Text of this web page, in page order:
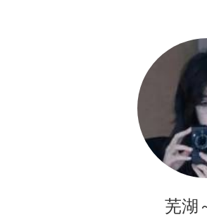
芜湖